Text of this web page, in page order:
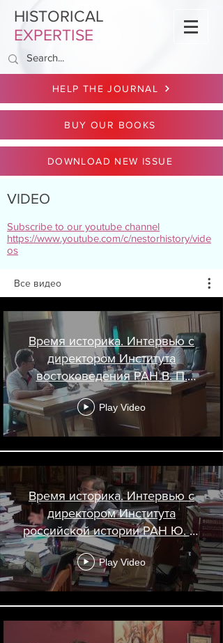
HISTORICAL
EXPERTISE
HELP THE JOURNAL
BUY OUR BOOKS
DOWNLOAD NEW ISSUE
VIDEO
Subscribe to our youtube channel
https://www.youtube.com/c/nestorhistory/vide
os
Все видео
Время историка. Интервью с
директором Института
востоковедения РАН В. П.
Андросовым. 13.06.2019
Play Video
Время историка. Интервью с
директором Института
российской истории РАН Ю. А.
Петровым. 27.05.2019
Play Video